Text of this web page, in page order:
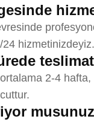
24 hizmetinizdeyiz.
2-4